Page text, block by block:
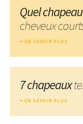
Quel
cheveux
EN SAVOIR PLUS
7 chapeaux
EN SAVOIR PLUS